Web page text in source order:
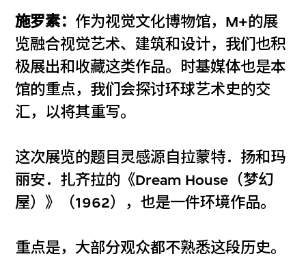
施罗素： 作为视觉文化博物馆，M+的展
览融合视觉艺术、建筑和设计，我们也积
极展出和收藏这类作品。时基媒体也是本
馆的重点，我们会探讨环球艺术史的交
汇，以将其重写。
这次展览的题目灵感源自拉蒙特．扬和玛
丽安．扎齐拉的《Dream House（梦幻
屋）》（1962），也是一件环境作品。
重点是，大部分观众都不熟悉这段历史。